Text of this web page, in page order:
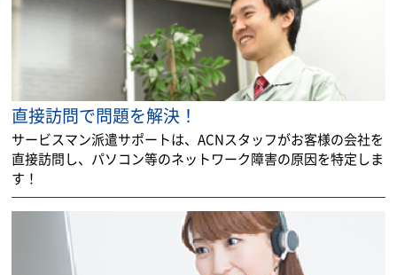
直接訪問で問題を解決！
サービスマン派遣サポートは、ACNスタッフがお客様の会社を
直接訪問し、パソコン等のネットワーク障害の原因を特定しま
す！